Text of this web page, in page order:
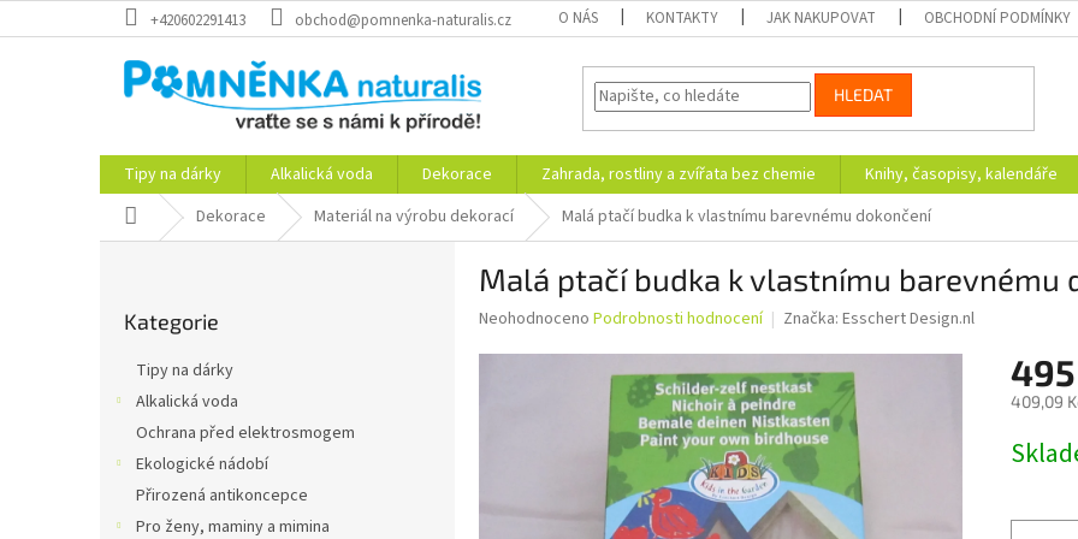
na
+420602291413 obchod@pomnenka-naturalis.cz O NÁS KONTAKTY JAK NAKUPOVAT OBCHODNÍ PODMÍNKY
HLEDAT
Tipy na dárky Alkalická voda Dekorace Zahrada, rostliny a zvířata bez chemie Knihy, časopisy, kalendáře
Domů Dekorace Materiál na výrobu dekorací Malá ptačí budka k vlastnímu barevnému dokončení
kategorie
Kategorie
Tipy na dárky
Alkalická voda
Ochrana před elektrosmogem
Ekologické nádobí
Přirozená antikoncepce
Pro ženy, maminy a mimina
Malá ptačí budka k vlastnímu barevnému
Průměrné
Neohodnoceno Podrobnosti hodnocení Značka: Esschert Design.nl
409,09
cena: